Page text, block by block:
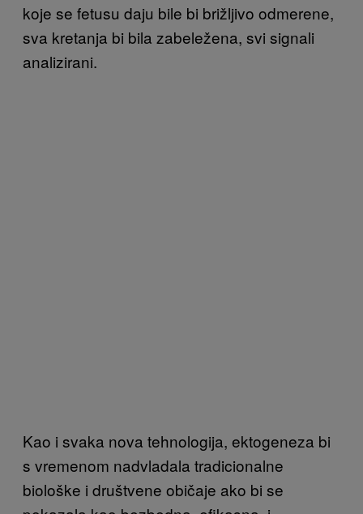
koje se fetusu daju bile bi brižljivo odmerene,
sva kretanja bi bila zabeležena, svi signali
analizirani.
Kao i svaka nova tehnologija, ektogeneza bi
s vremenom nadvladala tradicionalne
biološke i društvene običaje ako bi se